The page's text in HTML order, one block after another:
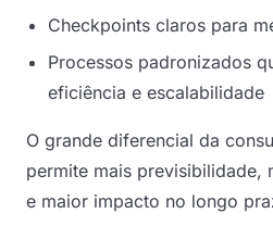
Checkpoints claros para
Processos padronizados
eficiência e escalabilidade
O grande diferencial da
permite mais previsibilidade,
e maior impacto no longo